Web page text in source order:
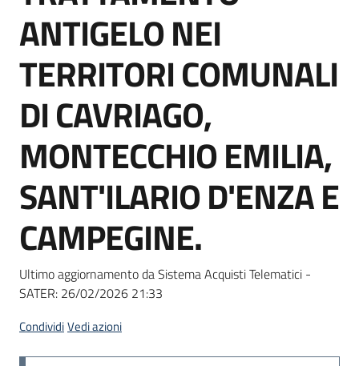
English
Seguici
su
ANTIGELO NEI
TERRITORI COMUNALI
DI CAVRIAGO,
MONTECCHIO EMILIA,
SANT'ILARIO D'ENZA E
CAMPEGINE.
Ultimo aggiornamento da Sistema Acquisti Telematici -
SATER: 26/02/2026 21:33
CondividiVedi azioni